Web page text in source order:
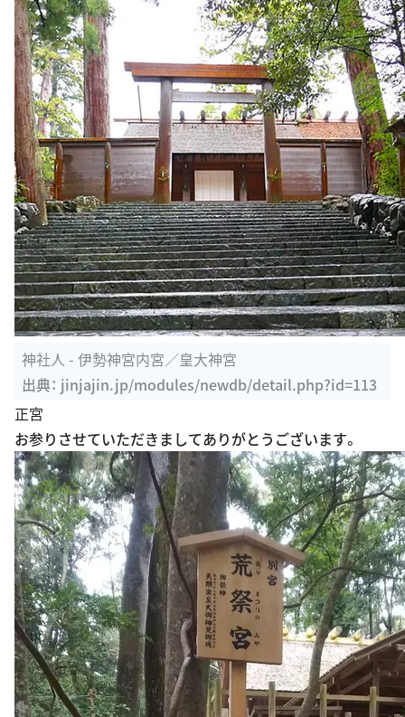
神社人 - 伊勢神宮内宮／皇大神宮
出典： jinjajin.jp/modules/newdb/detail.php?id=113
正宮
お参りさせていただきましてありがとうございます。